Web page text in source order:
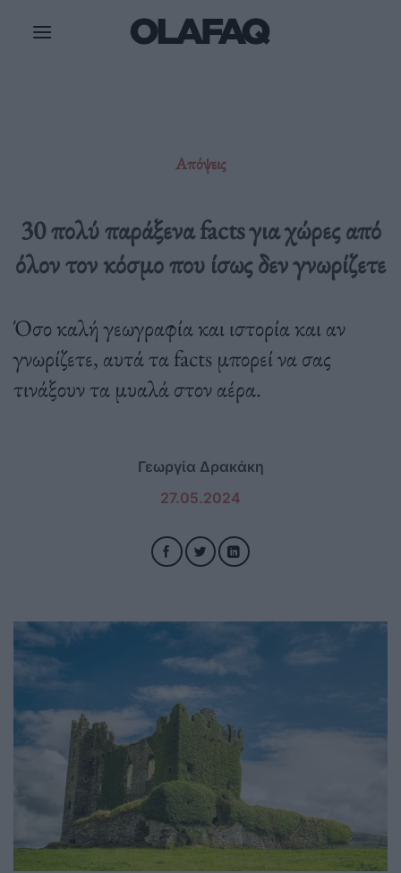
Απόψεις
30 πολύ παράξενα facts για χώρες από
όλον τον κόσμο που ίσως δεν γνωρίζετε
Όσο καλή γεωγραφία και ιστορία και αν
γνωρίζετε, αυτά τα facts μπορεί να σας
τινάξουν τα μυαλά στον αέρα.
Γεωργία Δρακάκη
27.05.2024